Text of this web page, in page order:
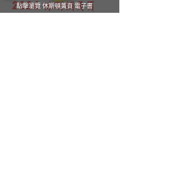
點擊瀏覽 休斯頓黃頁 電子書